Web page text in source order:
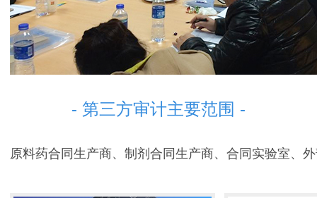
- 第三方审计主要范围 -
原料药合同生产商、制剂合同生产商、合同实验室、